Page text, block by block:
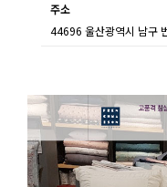
주소
44696 울산광역시 남구